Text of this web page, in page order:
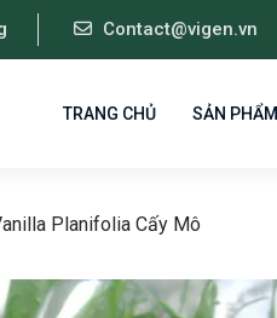
Contact@vigen.vn
TRANG CHỦ SẢN PHẨM
Planifolia Cấy Mô